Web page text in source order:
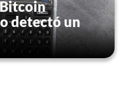
detectó un